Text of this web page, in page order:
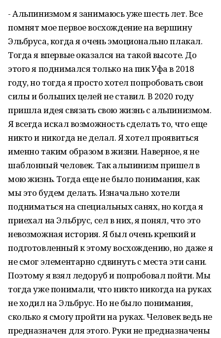
- Альпинизмом я занимаюсь уже шесть лет. Все
помнят мое первое восхождение на вершину
Эльбруса, когда я очень эмоционально плакал.
Тогда я впервые оказался на такой высоте. До
этого я поднимался только на пик Уфа в 2018
году, но тогда я просто хотел попробовать свои
силы и больших целей не ставил. В 2020 году
пришла идея связать свою жизнь с альпинизмом.
Я всегда искал возможность сделать то, что еще
никто и никогда не делал. Я хотел проявиться
именно таким образом в жизни. Наверное, я не
шаблонный человек. Так альпинизм пришел в
мою жизнь. Тогда еще не было понимания, как
мы это будем делать. Изначально хотели
подниматься на специальных санях, но когда я
приехал на Эльбрус, сел в них, я понял, что это
невозможная история. Я был очень крепкий и
подготовленный к этому восхождению, но даже я
не смог элементарно сдвинуть с места эти сани.
Поэтому я взял ледоруб и попробовал пойти. Мы
тогда уже понимали, что никто никогда на руках
не ходил на Эльбрус. Но не было понимания,
сколько я смогу пройти на руках. Человек ведь не
предназначен для этого. Руки не предназначены